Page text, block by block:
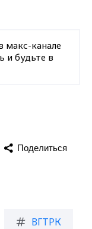
макс-канале
и будьте в
ВГТРК
Поделиться